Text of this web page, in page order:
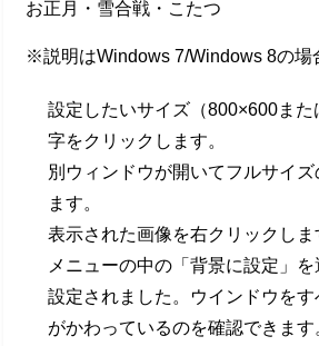
お正月・雪合戦・こたつ
※説明はWindows 7/Windows 8の場
設定したいサイズ（800×600ま
字をクリックします。
別ウィンドウが開いてフルサイ
ます。
表示された画像を右クリックしま
メニューの中の「背景に設定」を
設定されました。ウインドウを
がかわっているのを確認できます